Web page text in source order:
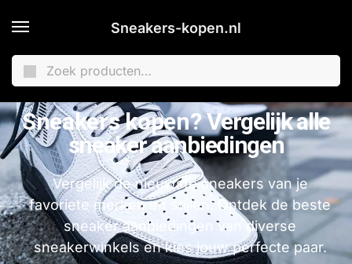
Sneakers-kopen.nl
Sneakers kopen?Vergelijk alle
sneaker aanbiedingen
Vergelijk de nieuwste sneakers van je
favoriete merken en stijlen. Ontdek de beste
sneaker aanbiedingen van diverse
sneakerwinkels en kies jouw perfecte paar.